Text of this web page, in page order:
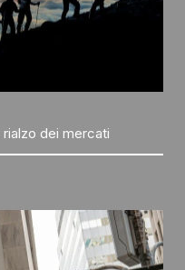
dei mercati